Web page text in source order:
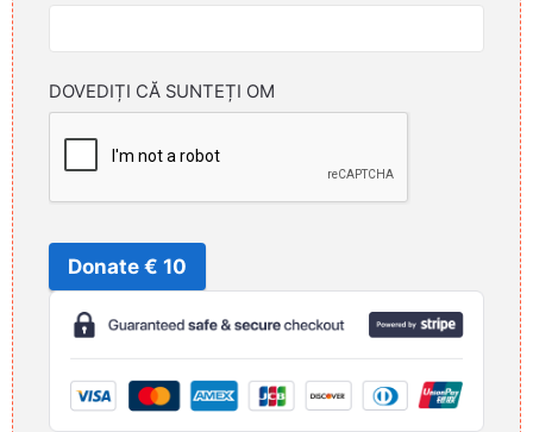
DOVEDIȚI CĂ SUNTEȚI OM
Donate € 10